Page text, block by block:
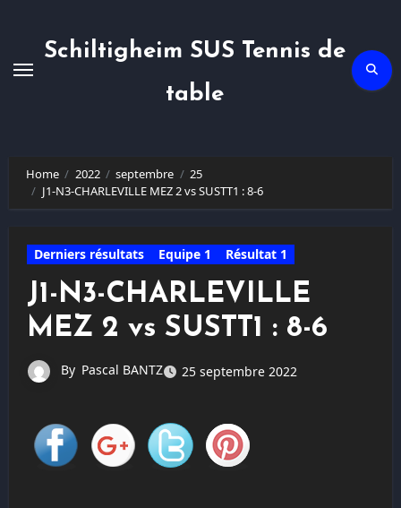
Schiltigheim SUS Tennis de
table
Home 2022 septembre
25
J1-N3-CHARLEVILLE MEZ 2 vs SUSTT1 : 8-6
Derniers résultats Equipe 1 Résultat 1
J1-N3-CHARLEVILLE
MEZ 2 vs SUSTT1 : 8-6
By Pascal BANTZ 25 septembre 2022